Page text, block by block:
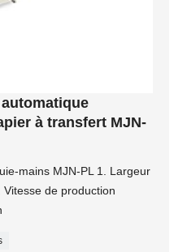
à transfert MJN-
mains MJN-PL 1. Largeur
de production